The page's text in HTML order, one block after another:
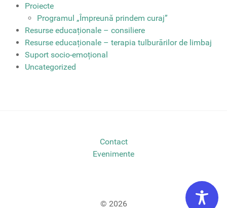
Proiecte
Programul „Împreună prindem curaj”
Resurse educaționale – consiliere
Resurse educaționale – terapia tulburărilor de limbaj
Suport socio-emoțional
Uncategorized
Contact
Evenimente
© 2026